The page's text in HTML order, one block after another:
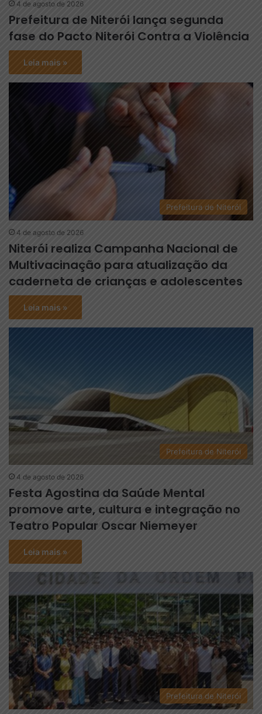
4 de agosto de 2026
Prefeitura de Niterói lança segunda
fase do Pacto Niterói Contra a Violência
Leia mais »
Prefeitura de Niterói
4 de agosto de 2026
Niterói realiza Campanha Nacional de
Multivacinação para atualização da
caderneta de crianças e adolescentes
Leia mais »
Prefeitura de Niterói
4 de agosto de 2026
Festa Agostina da Saúde Mental
promove arte, cultura e integração no
Teatro Popular Oscar Niemeyer
Leia mais »
Prefeitura de Niterói